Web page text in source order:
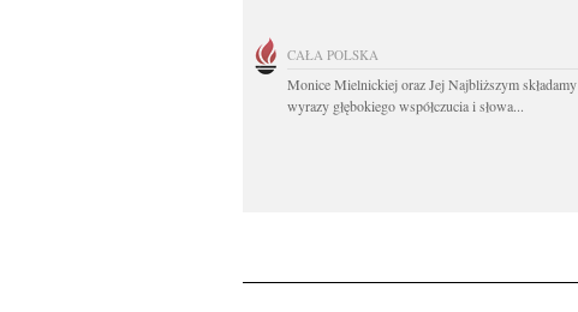
CAŁA POLSKA
Monice Mielnickiej oraz Jej Najbliższym składamy
wyrazy głębokiego współczucia i słowa...